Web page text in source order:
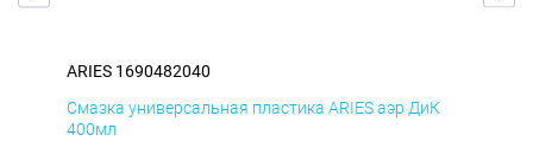
ARIES 1690482040
Смазка универсальная пластика ARIES аэр ДиК
400мл